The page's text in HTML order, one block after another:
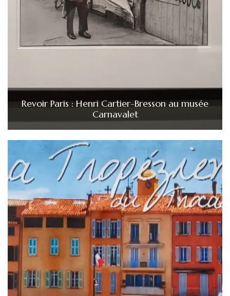
Revoir Paris : Henri Cartier-Bresson au musée
Carnavalet